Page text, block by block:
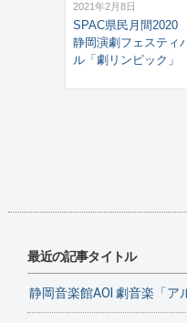
2021年2月8日
SPAC県民月間2020
静岡演劇フェスティ
ル「劇リンピック」
最近の記事タイトル
静岡音楽館AOI 劇音楽「ア